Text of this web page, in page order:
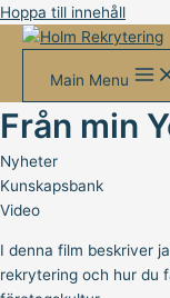
Hoppa till innehåll
Main Menu
Från min
Nyheter
Kunskapsbank
Video
I denna film beskriver
rekrytering och hur du